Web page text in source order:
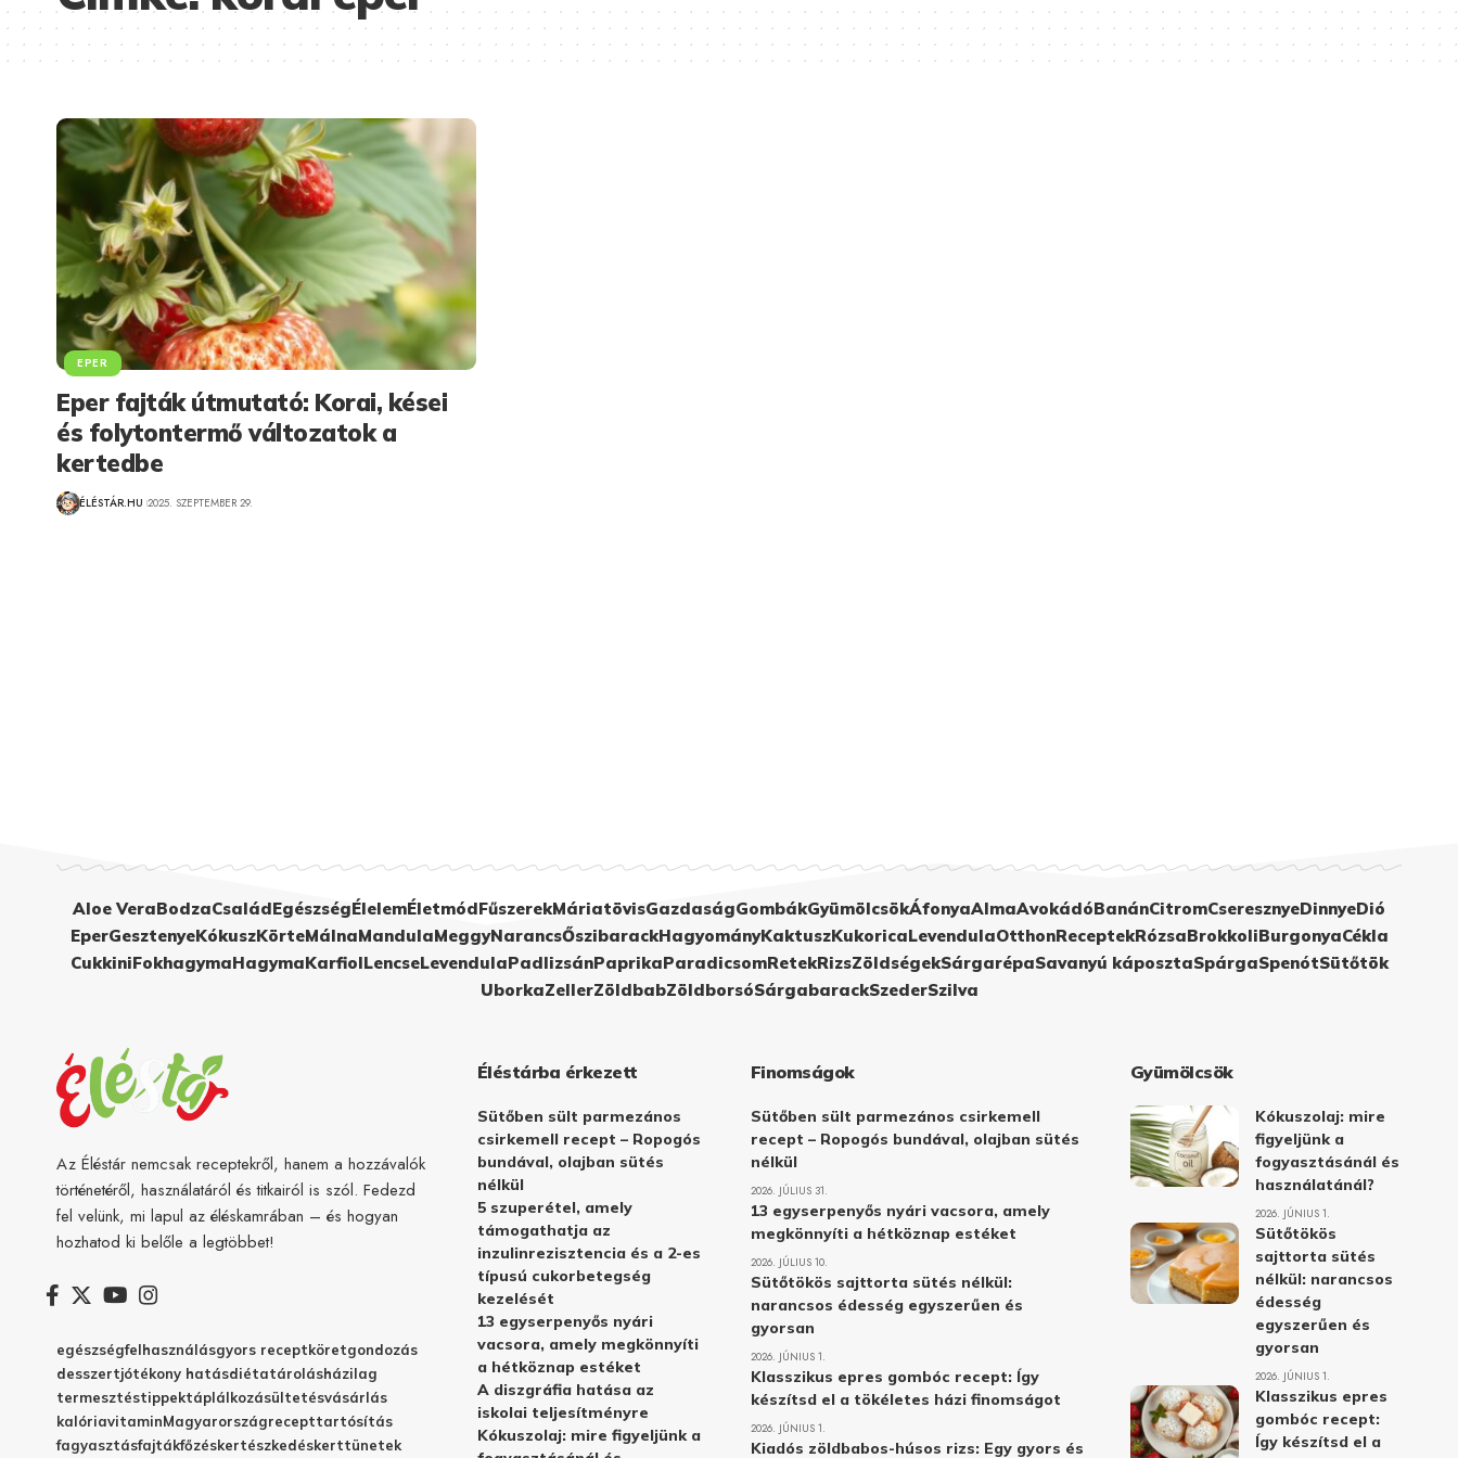
EPER
Eper fajták útmutató: Korai, kései
és folytontermő változatok a
kertedbe
ÉLÉSTÁR.HU 2025. SZEPTEMBER 29.
Aloe VeraBodzaCsaládEgészségÉlelemÉletmódFűszerekMáriatövisGazdaságGombákGyümölcsökÁfonyaAlmaAvokádóBanánCitromCseresznyeDinnyeDió
EperGesztenyeKókuszKörteMálnaMandulaMeggyNarancsŐszibarackHagyományKaktuszKukoricaLevendulaOtthonReceptekRózsaBrokkoliBurgonyaCékla
CukkiniFokhagymaHagymaKarfiolLencseLevendulaPadlizsánPaprikaParadicsomRetekRizsZöldségekSárgarépaSavanyú káposztaSpárgaSpenótSütőtök
UborkaZellerZöldbabZöldborsóSárgabarackSzederSzilva
Az Éléstár nemcsak receptekről, hanem a hozzávalók
történetéről, használatáról és titkairól is szól. Fedezd
fel velünk, mi lapul az éléskamrában – és hogyan
hozhatod ki belőle a legtöbbet!
egészségfelhasználásgyors receptköretgondozás
desszertjótékony hatásdiétatárolásházilag
termesztéstippektáplálkozásültetésvásárlás
kalóriavitaminMagyarországrecepttartósítás
fagyasztásfajtákfőzéskertészkedéskerttünetek
Éléstárba érkezett
Sütőben sült parmezános
csirkemell recept – Ropogós
bundával, olajban sütés
nélkül
5 szuperétel, amely
támogathatja az
inzulinrezisztencia és a 2-es
típusú cukorbetegség
kezelését
13 egyserpenyős nyári
vacsora, amely megkönnyíti
a hétköznap estéket
A diszgráfia hatása az
iskolai teljesítményre
Kókuszolaj: mire figyeljünk a
Finomságok
Sütőben sült parmezános csirkemell
recept – Ropogós bundával, olajban sütés
nélkül
2026. JÚLIUS 31.
13 egyserpenyős nyári vacsora, amely
megkönnyíti a hétköznap estéket
2026. JÚLIUS 10.
Sütőtökös sajttorta sütés nélkül:
narancsos édesség egyszerűen és
gyorsan
2026. JÚNIUS 1.
Klasszikus epres gombóc recept: Így
készítsd el a tökéletes házi finomságot
2026. JÚNIUS 1.
Kiadós zöldbabos-húsos rizs: Egy gyors és
Gyümölcsök
Kókuszolaj: mire
figyeljünk a
fogyasztásánál és
használatánál?
2026. JÚNIUS 1.
Sütőtökös
sajttorta sütés
nélkül: narancsos
édesség
egyszerűen és
gyorsan
2026. JÚNIUS 1.
Klasszikus epres
gombóc recept:
Így készítsd el a